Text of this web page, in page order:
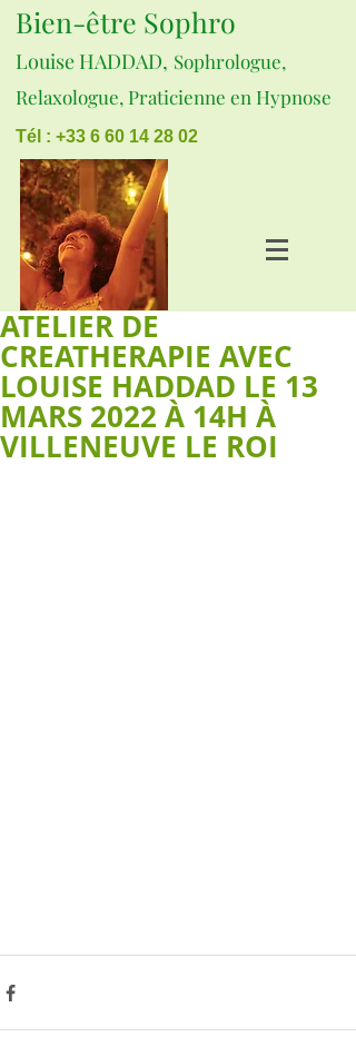
Bien-être Sophro
Louise HADDAD, Sophrologue,
Relaxologue, Praticienne en Hypnose
Tél : +33 6 60 14 28 02
ATELIER DE
CREATHERAPIE AVEC
LOUISE HADDAD LE 13
MARS 2022 À 14H À
VILLENEUVE LE ROI